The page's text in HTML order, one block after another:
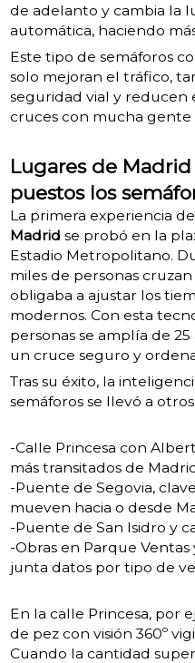
de adelanto y cambia la
automática, haciendo
Este tipo de semáforos
solo mejoran el tráfico,
seguridad vial y reducen
cruces con mucha gente
Lugares de
puestos los
La primera experiencia
Madrid se probó en la
Estadio Metropolitano.
miles de personas
obligaba a ajustar los
modernos. Con esta
personas se amplía de
un cruce seguro y
Tras su éxito, la
semáforos se llevó a
-Calle Princesa con
más transitados de
-Puente de Segovia,
mueven hacia o desde
-Puente de San Isidro y
-Obras en Parque
junta datos por tipo de
En la calle Princesa, por
de pez con visión 360º
Cuando la cantidad